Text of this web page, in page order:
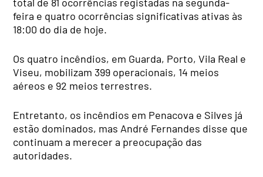
feira e quatro ocorrências significativas ativas às
18:00 do dia de hoje.
Os quatro incêndios, em Guarda, Porto, Vila Real e
Viseu, mobilizam 399 operacionais, 14 meios
aéreos e 92 meios terrestres.
Entretanto, os incêndios em Penacova e Silves já
estão dominados, mas André Fernandes disse que
continuam a merecer a preocupação das
autoridades.